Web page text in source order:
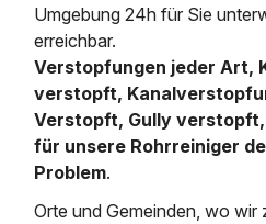
Umgebung 24h für Sie
erreichbar.
Verstopfungen jeder Art,
verstopft,
Verstopft, Gully
für unsere Rohrreiniger
Problem.
Orte und Gemeinden, wo wir